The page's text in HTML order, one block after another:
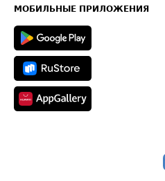
Техническая информация
МОБИЛЬНЫЕ ПРИЛОЖЕНИЯ